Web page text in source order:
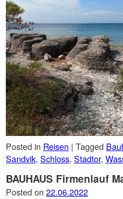
Posted in Reisen | Tagged
Sandvik, Schloss, Stadtor,
BAUHAUS Firmenlauf
Posted on 22.06.2022